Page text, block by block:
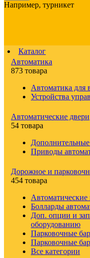
Например, турникет
Каталог
Автоматика
873 товара
Автоматика для
Устройства
Автоматические двери
54 товара
Приводы
Дорожное и
454 товара
Болларды
Доп. опции и
оборудованию
Парковочные
Парковочные
Все категории